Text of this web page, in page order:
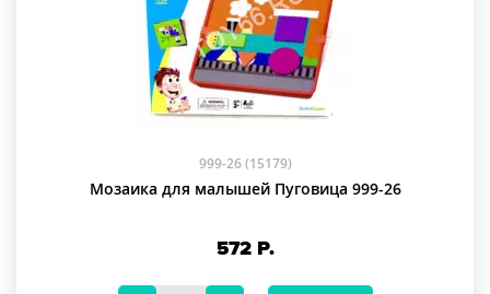
999-26 (15179)
Мозаика для малышей Пуговица 999-26
572Р.